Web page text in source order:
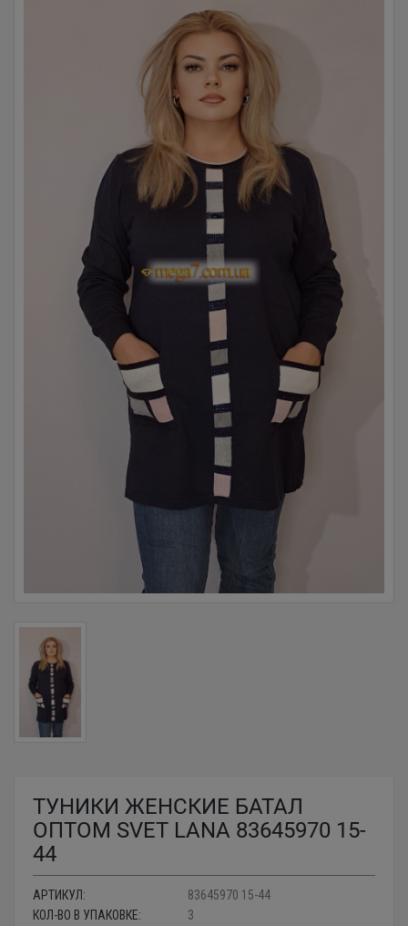
ТУНИКИ ЖЕНСКИЕ БАТАЛ
ОПТОМ SVET LANA 83645970 15-
44
АРТИКУЛ:
83645970 15-44
КОЛ-ВО В УПАКОВКЕ:
3